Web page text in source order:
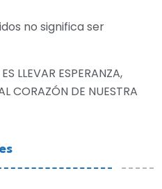
no significa ser
LLEVAR ESPERANZA,
CORAZÓN DE NUESTRA